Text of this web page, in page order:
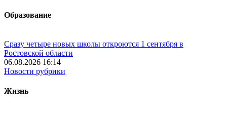
Образование
Сразу четыре новых школы откроются 1 сентября в
Ростовской области
06.08.2026 16:14
Новости рубрики
Жизнь